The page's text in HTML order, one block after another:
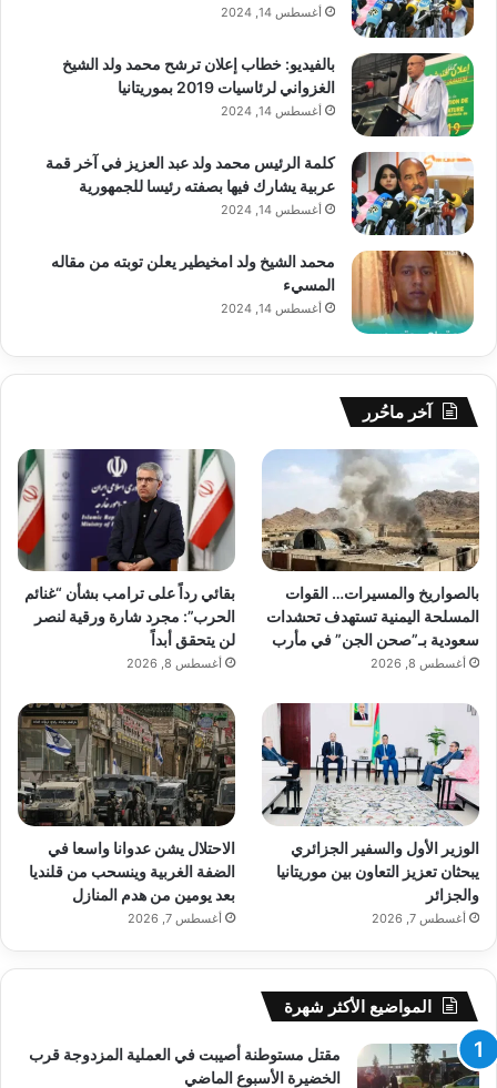
أغسطس 14, 2024
بالفيديو: خطاب إعلان ترشح محمد ولد الشيخ
الغزواني لرئاسيات 2019 بموريتانيا
أغسطس 14, 2024
كلمة الرئيس محمد ولد عبد العزيز في آخر قمة
عربية يشارك فيها بصفته رئيسا للجمهورية
أغسطس 14, 2024
محمد الشيخ ولد امخيطير يعلن توبته من مقاله
المسيء
أغسطس 14, 2024
آخر ماحُرر
بالصواريخ والمسيرات… القوات
المسلحة اليمنية تستهدف تحشدات
سعودية بـ”صحن الجن” في مأرب
أغسطس 8, 2026
بقائي رداً على ترامب بشأن “غنائم
الحرب”: مجرد شارة ورقية لنصر
لن يتحقق أبداً
أغسطس 8, 2026
الوزير الأول والسفير الجزائري
يبحثان تعزيز التعاون بين موريتانيا
والجزائر
أغسطس 7, 2026
الاحتلال يشن عدوانا واسعا في
الضفة الغربية وينسحب من قلنديا
بعد يومين من هدم المنازل
أغسطس 7, 2026
المواضيع الأكثر شهرة
مقتل مستوطنة أصيبت في العملية المزدوجة قرب
الخضيرة الأسبوع الماضي